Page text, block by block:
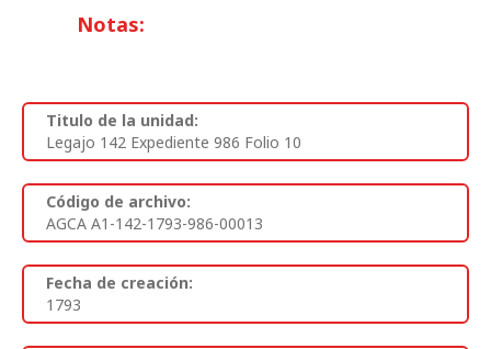
Notas:
Titulo de la unidad:
Legajo 142 Expediente 986 Folio 10
Código de archivo:
AGCA A1-142-1793-986-00013
Fecha de creación:
1793